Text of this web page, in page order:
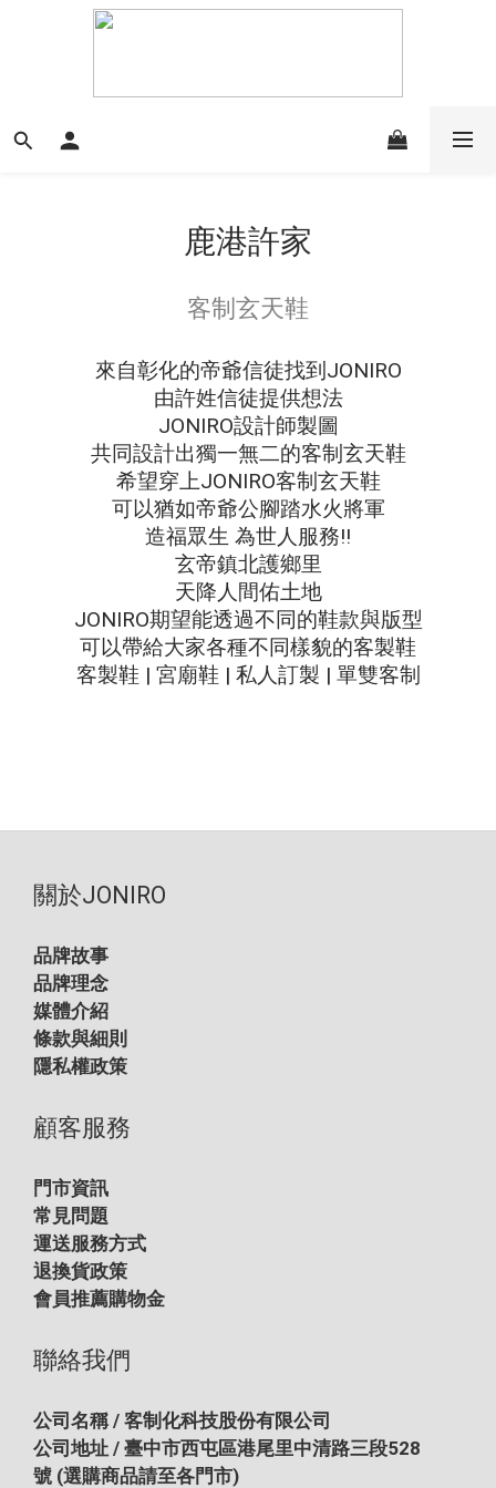
鹿港許家
客制玄天鞋
來自彰化的帝爺信徒找到JONIRO
由許姓信徒提供想法
JONIRO設計師製圖
共同設計出獨一無二的客制玄天鞋
希望穿上JONIRO客制玄天鞋
可以猶如帝爺公腳踏水火將軍
造福眾生 為世人服務!!
玄帝鎮北護鄉里
天降人間佑土地
JONIRO期望能透過不同的鞋款與版型
可以帶給大家各種不同樣貌的客製鞋
客製鞋 | 宮廟鞋 | 私人訂製 | 單雙客制
關於JONIRO
品牌故事
品牌理念
媒體介紹
條款與細則
隱私權政策
顧客服務
門市資訊
常見問題
運送服務方式
退換貨政策
會員推薦購物金
聯絡我們
公司名稱 / 客制化科技股份有限公司
公司地址 / 臺中市西屯區港尾里中清路三段528
號 (選購商品請至各門市)